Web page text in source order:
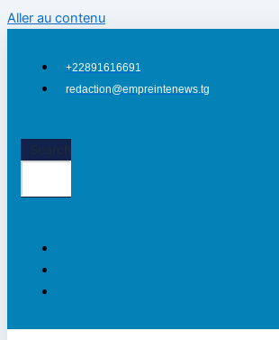
Aller au contenu
+22891616691
redaction@empreintenews.tg